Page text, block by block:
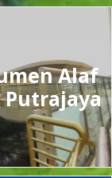
Alaf
Putrajaya